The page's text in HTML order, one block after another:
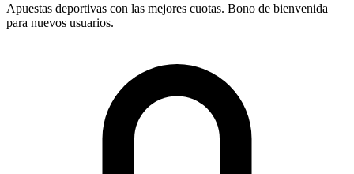
Apuestas deportivas con las mejores cuotas. Bono de bienvenida
para nuevos usuarios.